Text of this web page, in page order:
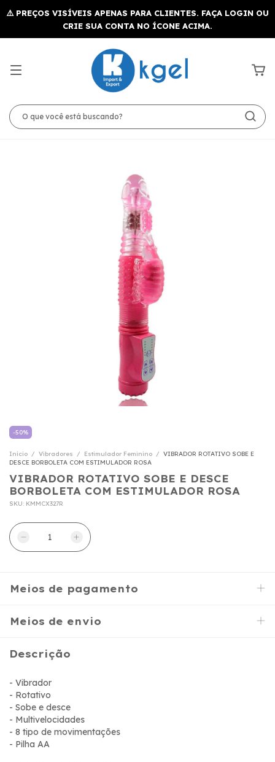
-50%
Início / Vibradores / Estimulador Feminino / VIBRADOR ROTATIVO SOBE E
DESCE BORBOLETA COM ESTIMULADOR ROSA
VIBRADOR ROTATIVO SOBE E DESCE
BORBOLETA COM ESTIMULADOR ROSA
SKU: KMMCX327R
Meios de pagamento
Meios de envio
Descrição
- Vibrador
- Rotativo
- Sobe e desce
- Multivelocidades
- 8 tipo de movimentações
- Pilha AA